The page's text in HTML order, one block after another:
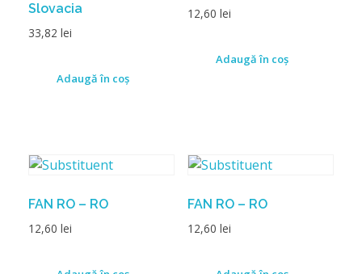
Slovacia
33,82 lei
Adaugă în coș
12,60 lei
Adaugă în coș
FAN RO – RO
12,60 lei
FAN RO – RO
12,60 lei